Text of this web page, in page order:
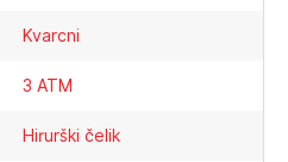
Kvarcni
3 ATM
Hirurški čelik